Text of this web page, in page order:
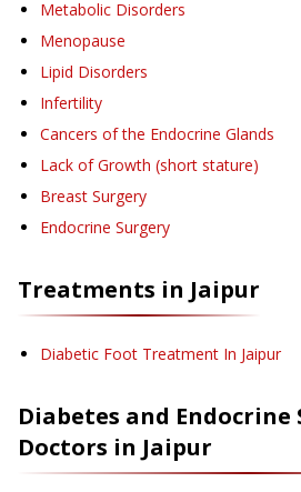
Metabolic Disorders
Menopause
Lipid Disorders
Infertility
Cancers of the Endocrine Glands
Lack of Growth (short stature)
Breast Surgery
Endocrine Surgery
Treatments in Jaipur
Diabetic Foot Treatment In Jaipur
Diabetes and Endocrine
Doctors in Jaipur